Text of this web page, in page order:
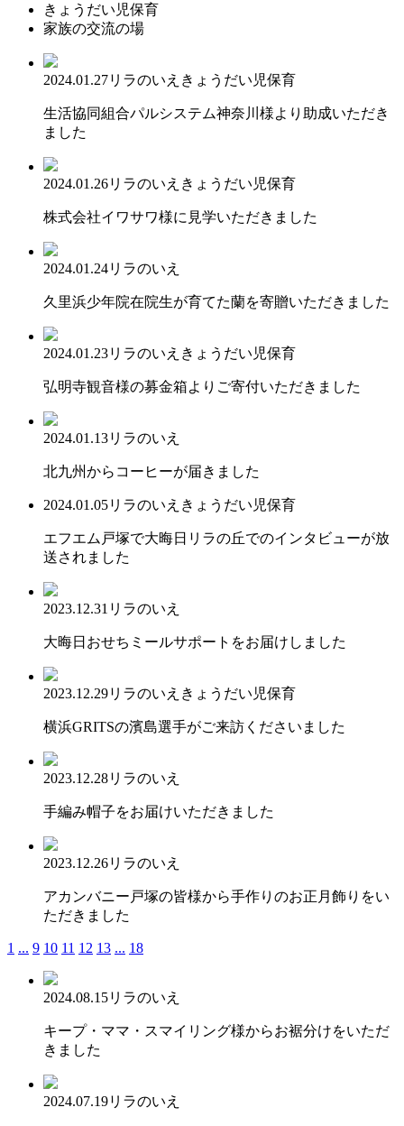
きょうだい児保育
家族の交流の場
2024.01.27リラのいえ きょうだい児保育
生活協同組合パルシステム神奈川様より助成いただき
ました
2024.01.26リラのいえ きょうだい児保育
株式会社イワサワ様に見学いただきました
2024.01.24リラのいえ
久里浜少年院在院生が育てた蘭を寄贈いただきました
2024.01.23リラのいえ きょうだい児保育
弘明寺観音様の募金箱よりご寄付いただきました
2024.01.13リラのいえ
北九州からコーヒーが届きました
2024.01.05リラのいえ きょうだい児保育
エフエム戸塚で大晦日リラの丘でのインタビューが放
送されました
2023.12.31 リラのいえ
大晦日おせちミールサポートをお届けしました
2023.12.29リラのいえ きょうだい児保育
横浜GRITSの濱島選手がご来訪くださいました
2023.12.28リラのいえ
手編み帽子をお届けいただきました
2023.12.26リラのいえ
アカンバニー戸塚の皆様から手作りのお正月飾りをい
ただきました
1 ... 9 10 11 12 13 ... 18
2024.08.15リラのいえ
キープ・ママ・スマイリング様からお裾分けをいただ
きました
2024.07.19リラのいえ